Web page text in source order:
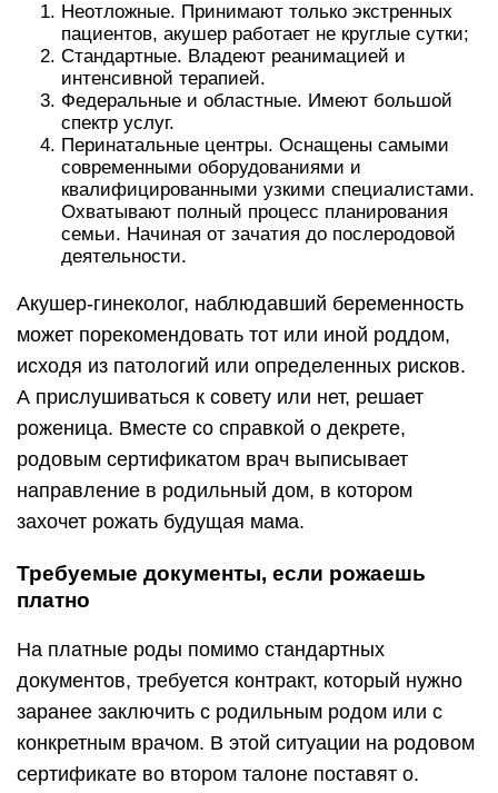
Неотложные. Принимают только экстренных
пациентов, акушер работает не круглые сутки;
Стандартные. Владеют реанимацией и
интенсивной терапией.
Федеральные и областные. Имеют большой
спектр услуг.
Перинатальные центры. Оснащены самыми
современными оборудованиями и
квалифицированными узкими специалистами.
Охватывают полный процесс планирования
семьи. Начиная от зачатия до послеродовой
деятельности.
Акушер-гинеколог, наблюдавший беременность
может порекомендовать тот или иной роддом,
исходя из патологий или определенных рисков.
А прислушиваться к совету или нет, решает
роженица. Вместе со справкой о декрете,
родовым сертификатом врач выписывает
направление в родильный дом, в котором
захочет рожать будущая мама.
Требуемые документы, если рожаешь
платно
На платные роды помимо стандартных
документов, требуется контракт, который нужно
заранее заключить с родильным родом или с
конкретным врачом. В этой ситуации на родовом
сертификате во втором талоне поставят о.